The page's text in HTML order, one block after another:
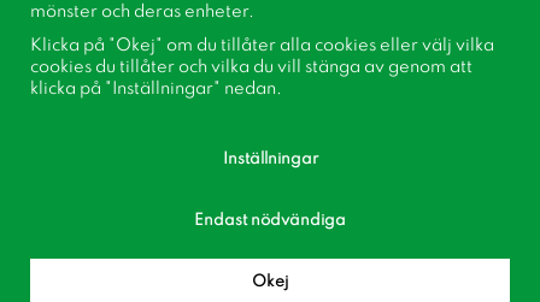
Om cookies
Inspiration
Bli medlem i vår kundklubb!
mönster och deras enheter.
Klicka på "Okej" om du tillåter alla cookies eller välj vilka
cookies du tillåter och vilka du vill stänga av genom att
klicka på "Inställningar" nedan.
Inställningar
Endast nödvändiga
Okej